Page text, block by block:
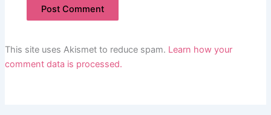
This site uses Akismet to reduce spam. Learn how your
comment data is processed.